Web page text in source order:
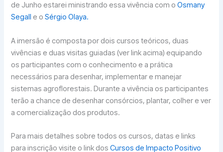
de Junho estarei ministrando essa vivência com oOsmany
Segall
e oSérgio Olaya.
A imersão é composta por dois cursos teóricos, duas
vivências e duas visitas guiadas (ver link acima) equipando
os participantes com o conhecimento e a prática
necessários para desenhar, implementar e manejar
sistemas agroflorestais. Durante a vivência os participantes
terão a chance de desenhar consórcios, plantar, colher e ver
a comercialização dos produtos.
Para mais detalhes sobre todos os cursos, datas e links
para inscrição visite o link dosCursos de Impacto Positivo